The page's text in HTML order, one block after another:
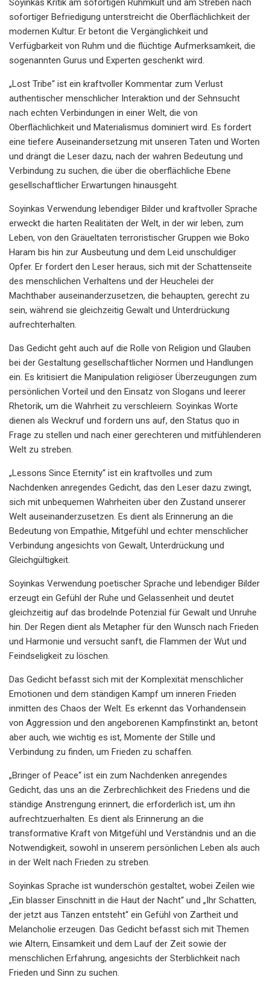
Soyinkas Kritik am sofortigen Ruhmkult und am Streben nach
sofortiger Befriedigung unterstreicht die Oberflächlichkeit der
modernen Kultur. Er betont die Vergänglichkeit und
Verfügbarkeit von Ruhm und die flüchtige Aufmerksamkeit, die
sogenannten Gurus und Experten geschenkt wird.
„Lost Tribe“ ist ein kraftvoller Kommentar zum Verlust
authentischer menschlicher Interaktion und der Sehnsucht
nach echten Verbindungen in einer Welt, die von
Oberflächlichkeit und Materialismus dominiert wird. Es fordert
eine tiefere Auseinandersetzung mit unseren Taten und Worten
und drängt die Leser dazu, nach der wahren Bedeutung und
Verbindung zu suchen, die über die oberflächliche Ebene
gesellschaftlicher Erwartungen hinausgeht.
Soyinkas Verwendung lebendiger Bilder und kraftvoller Sprache
erweckt die harten Realitäten der Welt, in der wir leben, zum
Leben, von den Gräueltaten terroristischer Gruppen wie Boko
Haram bis hin zur Ausbeutung und dem Leid unschuldiger
Opfer. Er fordert den Leser heraus, sich mit der Schattenseite
des menschlichen Verhaltens und der Heuchelei der
Machthaber auseinanderzusetzen, die behaupten, gerecht zu
sein, während sie gleichzeitig Gewalt und Unterdrückung
aufrechterhalten.
Das Gedicht geht auch auf die Rolle von Religion und Glauben
bei der Gestaltung gesellschaftlicher Normen und Handlungen
ein. Es kritisiert die Manipulation religiöser Überzeugungen zum
persönlichen Vorteil und den Einsatz von Slogans und leerer
Rhetorik, um die Wahrheit zu verschleiern. Soyinkas Worte
dienen als Weckruf und fordern uns auf, den Status quo in
Frage zu stellen und nach einer gerechteren und mitfühlenderen
Welt zu streben.
„Lessons Since Eternity“ ist ein kraftvolles und zum
Nachdenken anregendes Gedicht, das den Leser dazu zwingt,
sich mit unbequemen Wahrheiten über den Zustand unserer
Welt auseinanderzusetzen. Es dient als Erinnerung an die
Bedeutung von Empathie, Mitgefühl und echter menschlicher
Verbindung angesichts von Gewalt, Unterdrückung und
Gleichgültigkeit.
Soyinkas Verwendung poetischer Sprache und lebendiger Bilder
erzeugt ein Gefühl der Ruhe und Gelassenheit und deutet
gleichzeitig auf das brodelnde Potenzial für Gewalt und Unruhe
hin. Der Regen dient als Metapher für den Wunsch nach Frieden
und Harmonie und versucht sanft, die Flammen der Wut und
Feindseligkeit zu löschen.
Das Gedicht befasst sich mit der Komplexität menschlicher
Emotionen und dem ständigen Kampf um inneren Frieden
inmitten des Chaos der Welt. Es erkennt das Vorhandensein
von Aggression und den angeborenen Kampfinstinkt an, betont
aber auch, wie wichtig es ist, Momente der Stille und
Verbindung zu finden, um Frieden zu schaffen.
„Bringer of Peace“ ist ein zum Nachdenken anregendes
Gedicht, das uns an die Zerbrechlichkeit des Friedens und die
ständige Anstrengung erinnert, die erforderlich ist, um ihn
aufrechtzuerhalten. Es dient als Erinnerung an die
transformative Kraft von Mitgefühl und Verständnis und an die
Notwendigkeit, sowohl in unserem persönlichen Leben als auch
in der Welt nach Frieden zu streben.
Soyinkas Sprache ist wunderschön gestaltet, wobei Zeilen wie
„Ein blasser Einschnitt in die Haut der Nacht“ und „Ihr Schatten,
der jetzt aus Tänzen entsteht“ ein Gefühl von Zartheit und
Melancholie erzeugen. Das Gedicht befasst sich mit Themen
wie Altern, Einsamkeit und dem Lauf der Zeit sowie der
menschlichen Erfahrung, angesichts der Sterblichkeit nach
Frieden und Sinn zu suchen.